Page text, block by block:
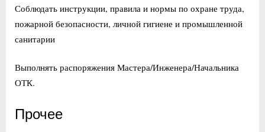
Соблюдать инструкции, правила и нормы по охране труда,
пожарной безопасности, личной гигиене и промышленной
санитарии
Выполнять распоряжения Мастера/Инженера/Начальника
ОТК.
Прочее